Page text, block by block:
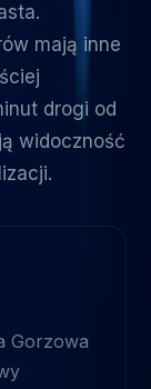
mają inne
drogi od
widoczność
Gorzowa